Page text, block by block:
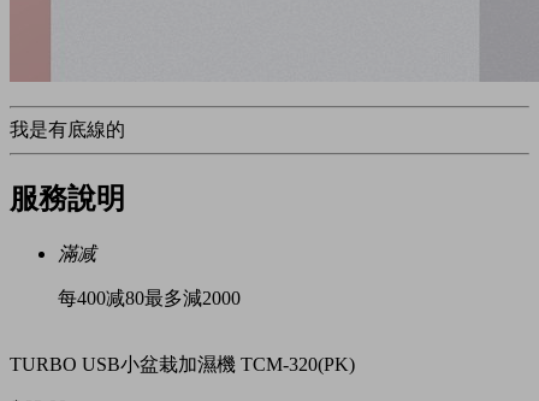
我是有底線的
服務說明
滿减
每400减80最多減2000
TURBO USB小盆栽加濕機 TCM-320(PK)